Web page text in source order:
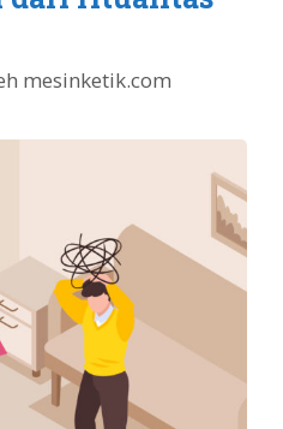
mesinketik.com